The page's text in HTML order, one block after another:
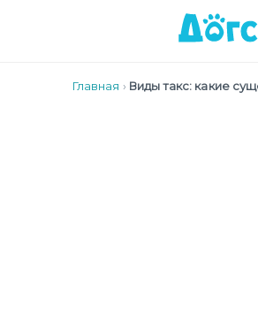
Главная › Виды такс: какие